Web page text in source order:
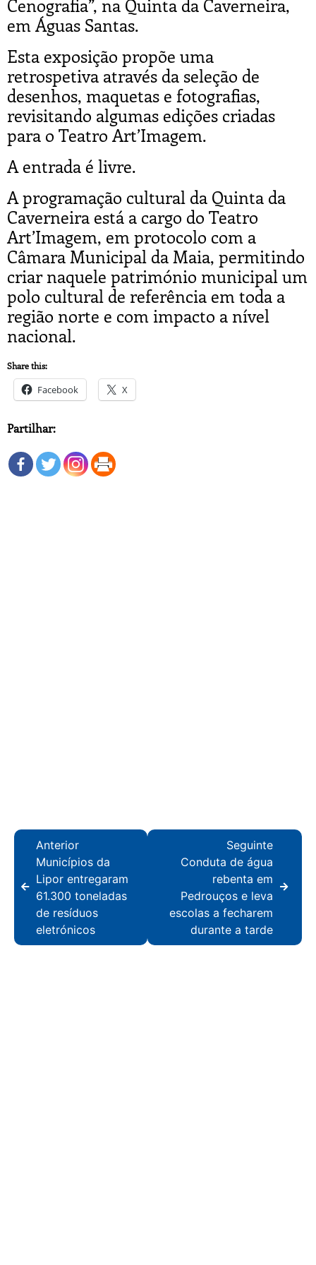
Cenografia”, na Quinta da Caverneira,
em Águas Santas.
Esta exposição propõe uma
retrospetiva através da seleção de
desenhos, maquetas e fotografias,
revisitando algumas edições criadas
para o Teatro Art’Imagem.
A entrada é livre.
A programação cultural da Quinta da
Caverneira está a cargo do Teatro
Art’Imagem, em protocolo com a
Câmara Municipal da Maia, permitindo
criar naquele património municipal um
polo cultural de referência em toda a
região norte e com impacto a nível
nacional.
Share this:
Facebook X
Partilhar:
Anterior
Municípios da
Lipor entregaram
61.300 toneladas
de resíduos
eletrónicos
Seguinte
Conduta de água
rebenta em
Pedrouços e leva
escolas a fecharem
durante a tarde